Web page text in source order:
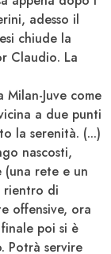
, adesso il
chiude la
Claudio. La
Milan-Juve come
a due punti
la serenità. (...)
nascosti,
(una rete e un
rientro di
offensive, ora
poi si è
Potrà servire